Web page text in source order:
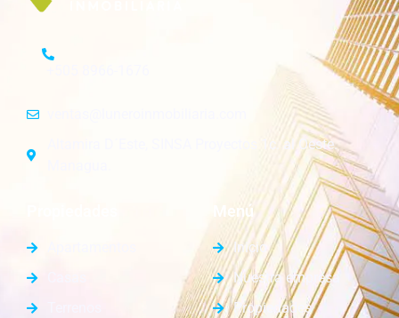
Altamira D´Este, SINSA Proyectos 1c. al Oeste.
Menú
Inicio
Nuestra empresa
Propiedades